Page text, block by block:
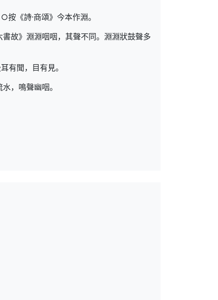
按《詩·商頌》今本作淵。
書故》淵淵咽咽，其聲不同。淵淵狀鼓聲多
有聞，目有見。
，鳴聲幽咽。